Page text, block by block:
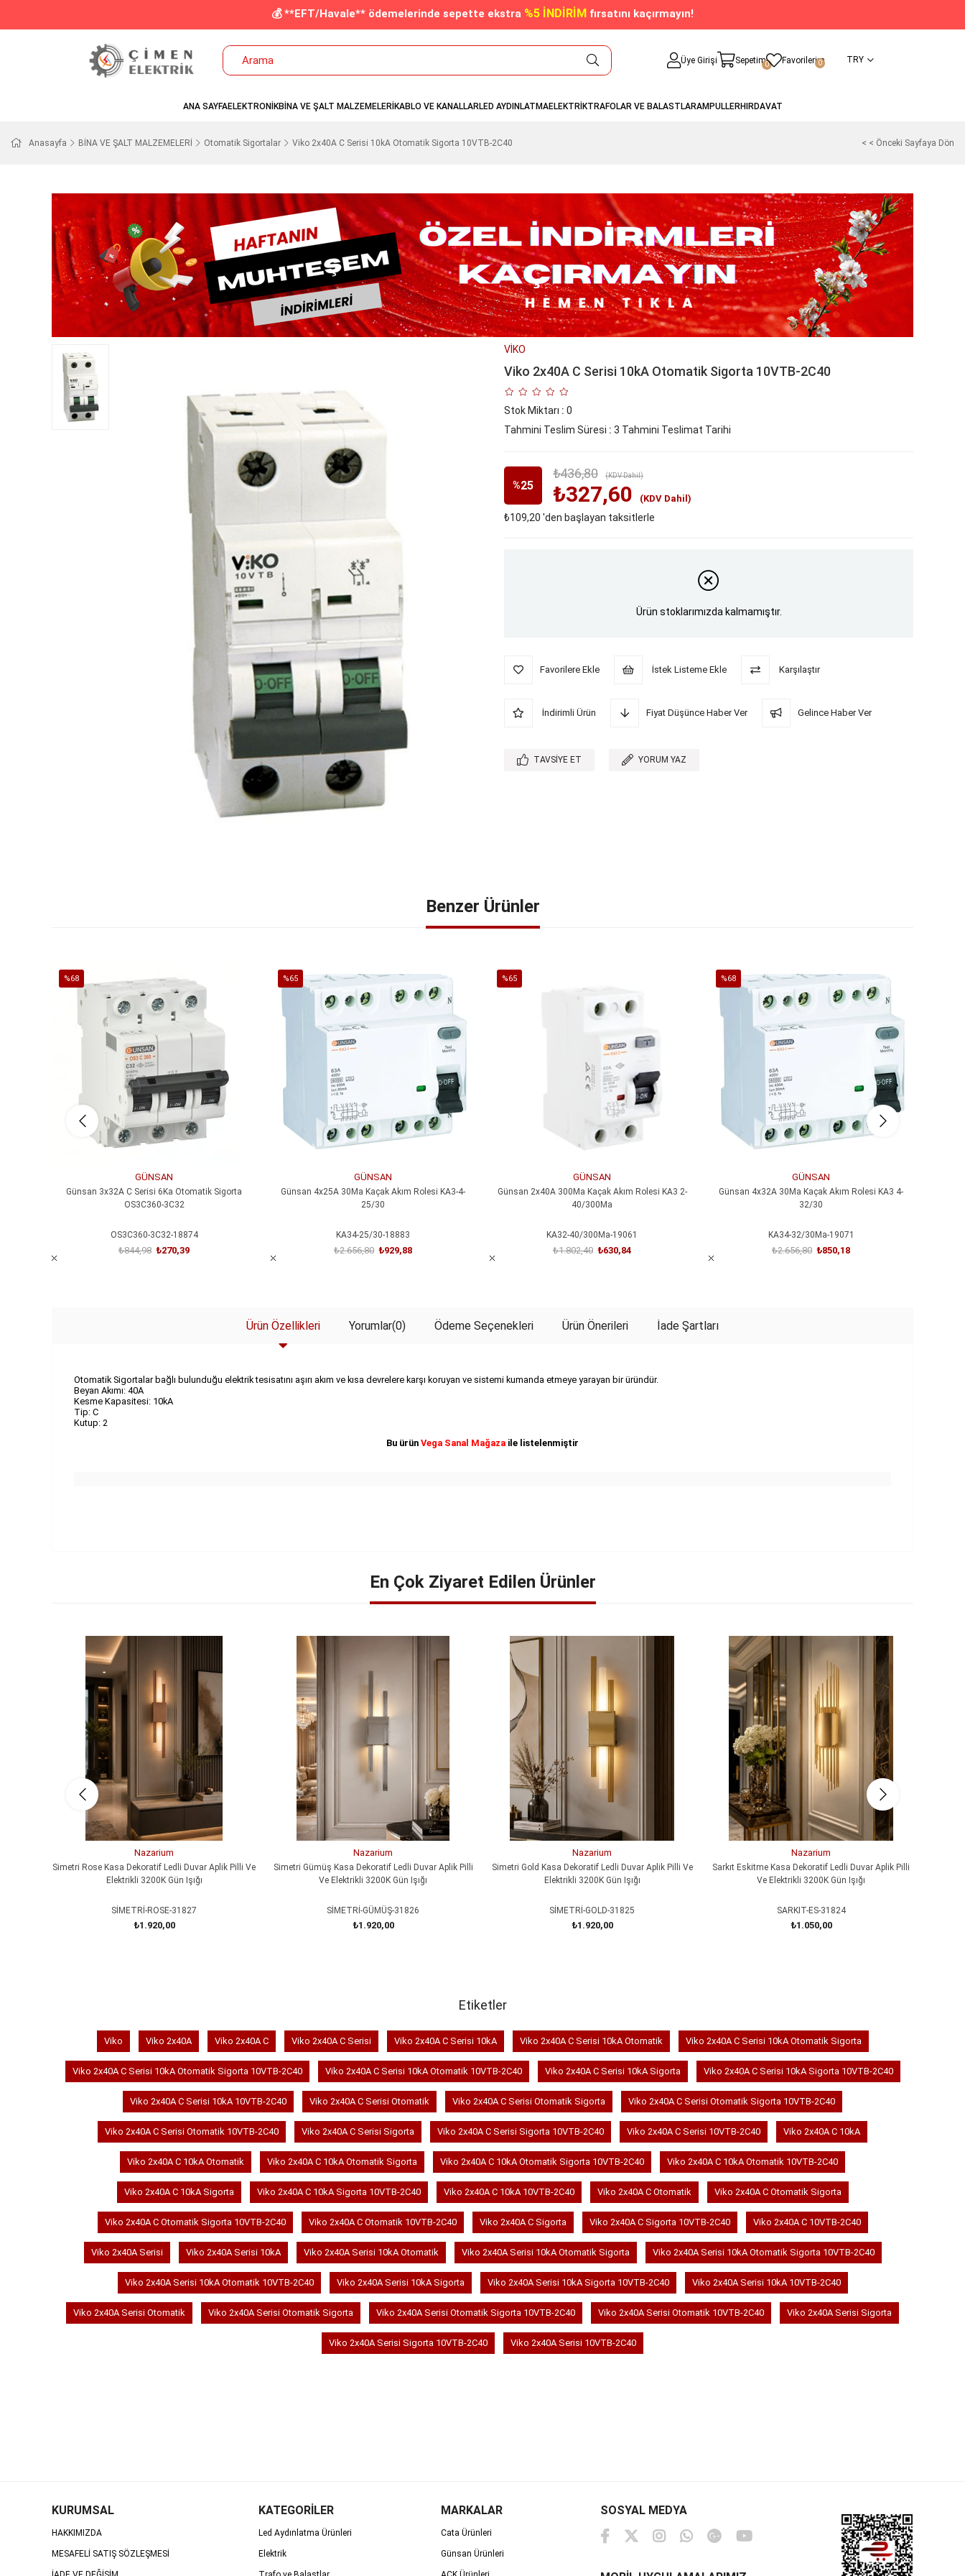
💰 **EFT/Havale** ödemelerinde sepette ekstra %5 İNDİRİM fırsatını kaçırmayın!
Üye Girişi Sepetim0 Favorilerim
0 TRY
ANA SAYFAELEKTRONİKBİNA VE ŞALT MALZEMELERİKABLO VE KANALLARLED AYDINLATMAELEKTRİKTRAFOLAR VE BALASTLARAMPULLERHIRDAVAT
Anasayfa BİNA VE ŞALT MALZEMELERİ Otomatik Sigortalar Viko 2x40A C Serisi 10kA Otomatik Sigorta 10VTB-2C40 < < Önceki Sayfaya Dön
VİKO
Viko 2x40A C Serisi 10kA Otomatik Sigorta 10VTB-2C40
Stok Miktarı : 0
Tahmini Teslim Süresi : 3 Tahmini Teslimat Tarihi
%25
İndirim
₺436,80 (KDV Dahil)
₺327,60 (KDV Dahil)
₺109,20 'den başlayan taksitlerle
Ürün stoklarımızda kalmamıştır.
Favorilere Ekle İstek Listeme Ekle Karşılaştır
İndirimli Ürün Fiyat Düşünce Haber Ver Gelince Haber Ver
TAVSIYE ET YORUM YAZ
Benzer Ürünler
%68
İndirim
GÜNSAN
Günsan 3x32A C Serisi 6Ka Otomatik Sigorta
OS3C360-3C32
OS3C360-3C32-18874
₺270,39
₺844,98
%65
%65İndirim
GÜNSAN
Günsan 4x25A 30Ma Kaçak Akım Rolesi KA3-4-
25/30
KA34-25/30-18883
₺929,88
₺2.656,80
%65
GÜNSAN
Günsan 2x40A 300Ma Kaçak Akım Rolesi KA3 2-
40/300Ma
KA32-40/300Ma-19061
₺630,84
₺1.802,40
%68
%68İndirim
GÜNSAN
Günsan 4x32A 30Ma Kaçak Akım Rolesi KA3 4-
32/30
KA34-32/30Ma-19071
₺850,18
₺2.656,80
Ürün Özellikleri Yorumlar(0) Ödeme Seçenekleri Ürün Önerileri İade Şartları
Otomatik Sigortalar bağlı bulunduğu elektrik tesisatını aşırı akım ve kısa devrelere karşı koruyan ve sistemi kumanda etmeye yarayan bir üründür.
Beyan Akımı: 40A
Kesme Kapasitesi: 10kA
Tip: C
Kutup: 2
Bu ürün Vega Sanal Mağaza ile listelenmiştir
En Çok Ziyaret Edilen Ürünler
Nazarium
Simetri Rose Kasa Dekoratif Ledli Duvar Aplik Pilli Ve
Elektrikli 3200K Gün Işığı
SİMETRİ-ROSE-31827
₺1.920,00
Nazarium
Simetri Gümüş Kasa Dekoratif Ledli Duvar Aplik Pilli
Ve Elektrikli 3200K Gün Işığı
SİMETRİ-GÜMÜŞ-31826
₺1.920,00
Nazarium
Simetri Gold Kasa Dekoratif Ledli Duvar Aplik Pilli Ve
Elektrikli 3200K Gün Işığı
SİMETRİ-GOLD-31825
₺1.920,00
Nazarium
Sarkıt Eskitme Kasa Dekoratif Ledli Duvar Aplik Pilli
Ve Elektrikli 3200K Gün Işığı
SARKIT-ES-31824
₺1.050,00
Etiketler
Viko Viko 2x40A Viko 2x40A C Viko 2x40A C Serisi Viko 2x40A C Serisi 10kA Viko 2x40A C Serisi 10kA Otomatik Viko 2x40A C Serisi 10kA Otomatik Sigorta
Viko 2x40A C Serisi 10kA Otomatik Sigorta 10VTB-2C40 Viko 2x40A C Serisi 10kA Otomatik 10VTB-2C40 Viko 2x40A C Serisi 10kA Sigorta Viko 2x40A C Serisi 10kA Sigorta 10VTB-2C40
Viko 2x40A C Serisi 10kA 10VTB-2C40 Viko 2x40A C Serisi Otomatik Viko 2x40A C Serisi Otomatik Sigorta Viko 2x40A C Serisi Otomatik Sigorta 10VTB-2C40
Viko 2x40A C Serisi Otomatik 10VTB-2C40 Viko 2x40A C Serisi Sigorta Viko 2x40A C Serisi Sigorta 10VTB-2C40 Viko 2x40A C Serisi 10VTB-2C40 Viko 2x40A C 10kA
Viko 2x40A C 10kA Otomatik Viko 2x40A C 10kA Otomatik Sigorta Viko 2x40A C 10kA Otomatik Sigorta 10VTB-2C40 Viko 2x40A C 10kA Otomatik 10VTB-2C40
Viko 2x40A C 10kA Sigorta Viko 2x40A C 10kA Sigorta 10VTB-2C40 Viko 2x40A C 10kA 10VTB-2C40 Viko 2x40A C Otomatik Viko 2x40A C Otomatik Sigorta
Viko 2x40A C Otomatik Sigorta 10VTB-2C40 Viko 2x40A C Otomatik 10VTB-2C40 Viko 2x40A C Sigorta Viko 2x40A C Sigorta 10VTB-2C40 Viko 2x40A C 10VTB-2C40
Viko 2x40A Serisi Viko 2x40A Serisi 10kA Viko 2x40A Serisi 10kA Otomatik Viko 2x40A Serisi 10kA Otomatik Sigorta Viko 2x40A Serisi 10kA Otomatik Sigorta 10VTB-2C40
Viko 2x40A Serisi 10kA Otomatik 10VTB-2C40 Viko 2x40A Serisi 10kA Sigorta Viko 2x40A Serisi 10kA Sigorta 10VTB-2C40 Viko 2x40A Serisi 10kA 10VTB-2C40
Viko 2x40A Serisi Otomatik Viko 2x40A Serisi Otomatik Sigorta Viko 2x40A Serisi Otomatik Sigorta 10VTB-2C40 Viko 2x40A Serisi Otomatik 10VTB-2C40 Viko 2x40A Serisi Sigorta
Viko 2x40A Serisi Sigorta 10VTB-2C40 Viko 2x40A Serisi 10VTB-2C40
KURUMSAL
HAKKIMIZDA
MESAFELİ SATIŞ SÖZLEŞMESİ
KATEGORİLER
Led Aydınlatma Ürünleri
Elektrik
MARKALAR
Cata Ürünleri
Günsan Ürünleri
SOSYAL MEDYA